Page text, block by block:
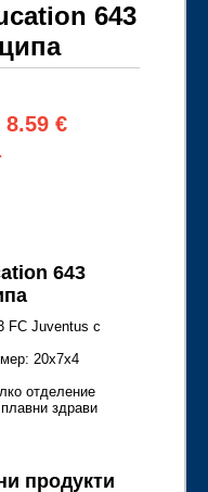
643
€
643
FC Juventus с
20x7x4
отделение
здрави
продукти